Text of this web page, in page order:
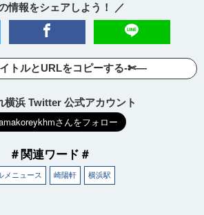
情報をシェアしよう！ ／
トルとURLをコピーする-✄—
横浜 Twitter 公式アカウント
＃関連ワード＃
メニュース 崎陽軒 横浜駅